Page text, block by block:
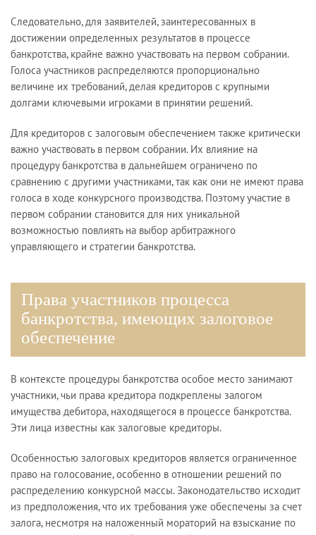
Следовательно, для заявителей, заинтересованных в
достижении определенных результатов в процессе
банкротства, крайне важно участвовать на первом собрании.
Голоса участников распределяются пропорционально
величине их требований, делая кредиторов с крупными
долгами ключевыми игроками в принятии решений.
Для кредиторов с залоговым обеспечением также критически
важно участвовать в первом собрании. Их влияние на
процедуру банкротства в дальнейшем ограничено по
сравнению с другими участниками, так как они не имеют права
голоса в ходе конкурсного производства. Поэтому участие в
первом собрании становится для них уникальной
возможностью повлиять на выбор арбитражного
управляющего и стратегии банкротства.
Права участников процесса
банкротства, имеющих залоговое
обеспечение
В контексте процедуры банкротства особое место занимают
участники, чьи права кредитора подкреплены залогом
имущества дебитора, находящегося в процессе банкротства.
Эти лица известны как залоговые кредиторы.
Особенностью залоговых кредиторов является ограниченное
право на голосование, особенно в отношении решений по
распределению конкурсной массы. Законодательство исходит
из предположения, что их требования уже обеспечены за счет
залога, несмотря на наложенный мораторий на взыскание по